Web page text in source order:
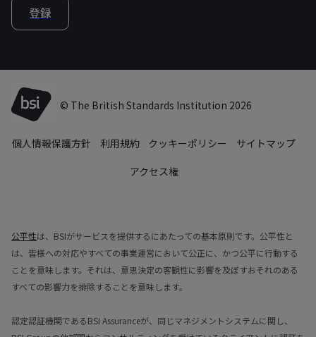
登録
© The British Standards Institution 2026
個人情報保護方針 利用規約 クッキーポリシー
サイトマップ
アクセス権
公平性は、BSIがサービスを提供するにあたっての基本原則です。公平性と
は、皆様への対応やすべての事業運営において公正に、かつ公平に行動する
ことを意味します。それは、意思決定の客観性に影響を及ぼすおそれのある
すべての影響力を排除することを意味します。
認定認証機関であるBSI Assuranceが、同じマネジメントシステムに関し、